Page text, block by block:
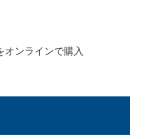
ンラインで購入